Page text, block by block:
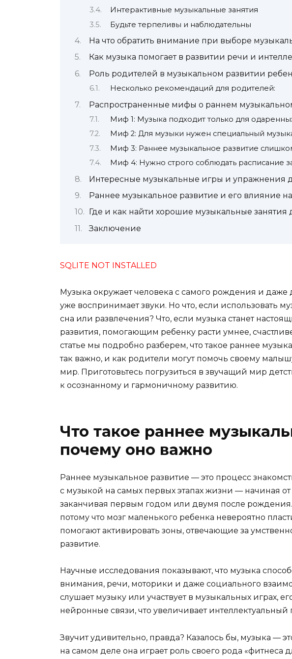
Интерактивные музыкальные занятия
Будьте терпеливы и наблюдательны
На что обратить внимание при выборе
Как музыка помогает в развитии речи и
Роль родителей в музыкальном развитии
Несколько рекомендаций для родителей:
Распространенные мифы о раннем
Миф 1: Музыка подходит только для
Миф 2: Для музыки нужен специальный
Миф 3: Раннее музыкальное развитие
Миф 4: Нужно строго соблюдать расписание
Интересные музыкальные игры и упражнения
Раннее музыкальное развитие и его влияние
Где и как найти хорошие музыкальные занятия
Заключение
SQLITE NOT INSTALLED
Музыка окружает человека с самого рождения и
уже воспринимает звуки. Но что, если использовать
сна или развлечения? Что, если музыка станет
развития, помогающим ребенку расти умнее,
статье мы подробно разберем, что такое раннее
так важно, и как родители могут помочь своему
мир. Приготовьтесь погрузиться в звучащий мир
к осознанному и гармоничному развитию.
Что такое раннее
почему оно важно
Раннее музыкальное развитие — это процесс
с музыкой на самых первых этапах жизни — начиная
заканчивая первым годом или двумя после рождения.
потому что мозг маленького ребенка невероятно
помогают активировать зоны, отвечающие за
развитие.
Научные исследования показывают, что музыка
внимания, речи, моторики и даже социального
слушает музыку или участвует в музыкальных играх,
нейронные связи, что увеличивает
Звучит удивительно, правда? Казалось бы, музыка —
на самом деле она играет роль своего рода «фитнеса